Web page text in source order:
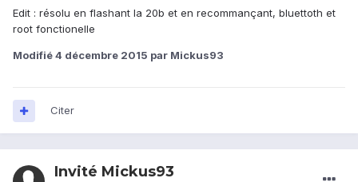
Edit : résolu en flashant la 20b et en recommançant, bluettoth et
root fonctionelle
Modifié4 décembre 2015 par Mickus93
Citer
Invité Mickus93